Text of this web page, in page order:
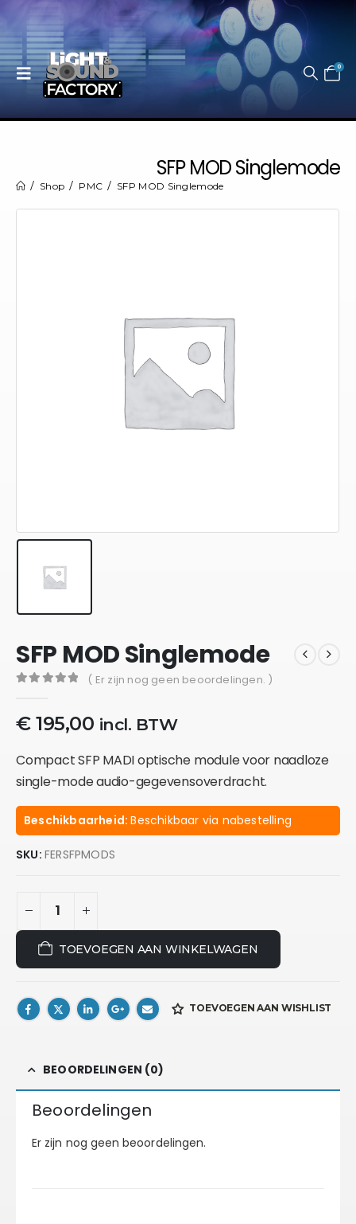
0
SFP MOD Singlemode
Shop PMC SFP MOD Singlemode
SFP MOD Singlemode
( Er zijn nog geen beoordelingen. )
€195,00 incl. BTW
Compact SFP MADI optische module voor naadloze
single-mode audio-gegevensoverdracht.
Beschikbaarheid:Beschikbaar via nabestelling
SKU: FERSFPMODS
TOEVOEGEN AAN WINKELWAGEN
TOEVOEGEN AAN WISHLIST
BEOORDELINGEN (0)
Beoordelingen
Er zijn nog geen beoordelingen.